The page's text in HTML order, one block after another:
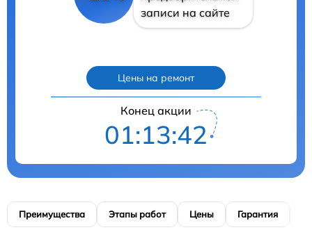
записи на сайте
Цены на ремонт
Конец акции
01:13:41
Преимущества Этапы работ Цены Гарантия